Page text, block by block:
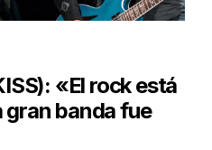
«El rock está
gran banda fue